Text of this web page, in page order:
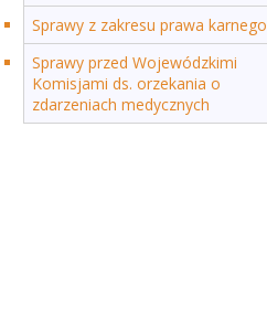
Sprawy z zakresu prawa karnego
Sprawy przed Wojewódzkimi
Komisjami ds. orzekania o
zdarzeniach medycznych